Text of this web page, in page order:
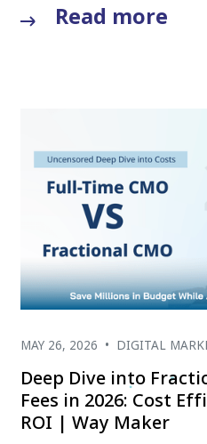
Read more
MAY 26, 2026 • DIGITAL
Deep Dive into
Fees in 2026: Cost
ROI | Way Maker